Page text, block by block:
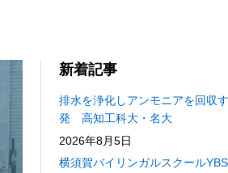
新着記事
排水を浄化しアンモニアを回収
発 高知工科大・名大
2026年8月5日
横須賀バイリンガルスクール